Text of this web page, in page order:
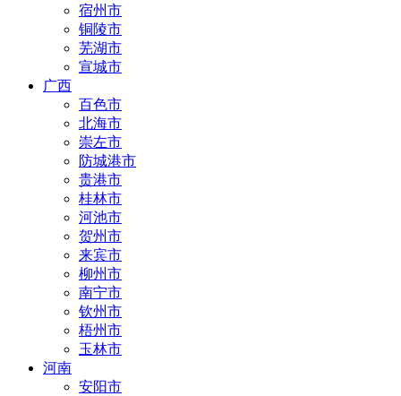
宿州市
铜陵市
芜湖市
宣城市
广西
百色市
北海市
崇左市
防城港市
贵港市
桂林市
河池市
贺州市
来宾市
柳州市
南宁市
钦州市
梧州市
玉林市
河南
安阳市